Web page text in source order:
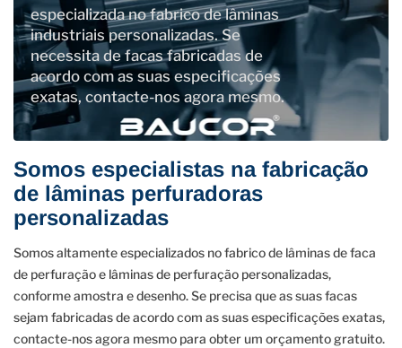
especializada no fabrico de lâminas
industriais personalizadas. Se
necessita de facas fabricadas de
acordo com as suas especificações
exatas, contacte-nos agora mesmo.
Somos especialistas na fabricação
de lâminas perfuradoras
personalizadas
Somos altamente especializados no fabrico de lâminas de faca
de perfuração e lâminas de perfuração personalizadas,
conforme amostra e desenho. Se precisa que as suas facas
sejam fabricadas de acordo com as suas especificações exatas,
contacte-nos agora mesmo para obter um orçamento gratuito.